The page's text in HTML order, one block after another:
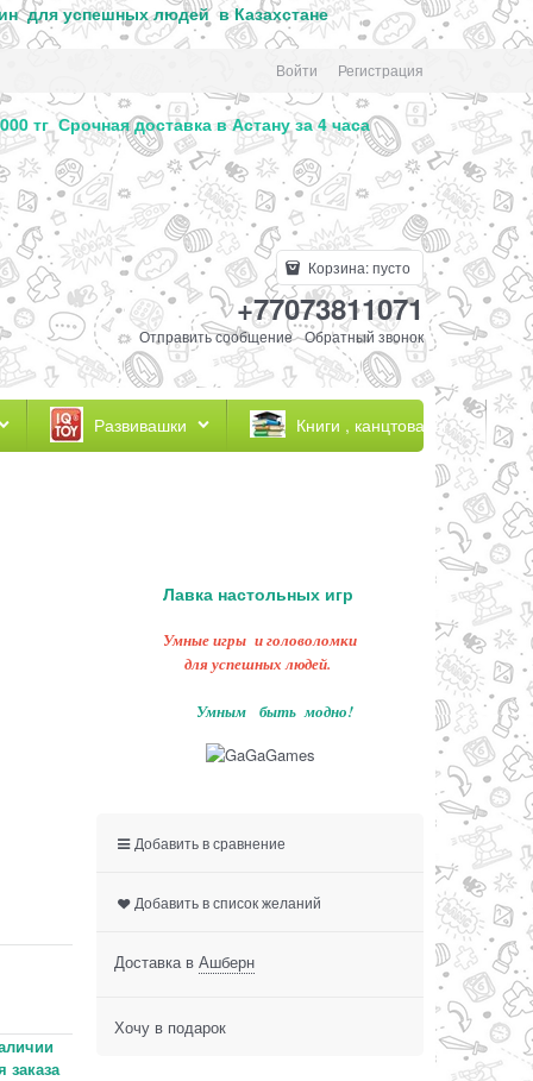
для успешных людей в Казахстане
Войти Регистрация
тг Срочная доставка в Астану за 4 часа
Корзина:пусто
+77073811071
Отправить сообщение Обратный звонок
Развивашки Книги , канцтовары
Лавка настольных игр
Умные игры и головоломки
для успешных людей.
Умным быть модно!
Добавить в сравнение
Добавить в список желаний
Доставка в Ашберн
Хочу в подарок